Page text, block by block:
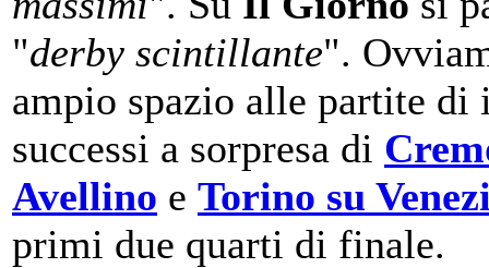
"derby scintillante".
ampio spazio alle partite di
successi a sorpresa di
Avellino e Torino su
primi due quarti di finale.